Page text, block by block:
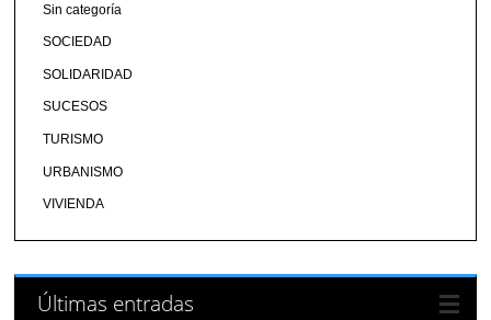
Sin categoría
SOCIEDAD
SOLIDARIDAD
SUCESOS
TURISMO
URBANISMO
VIVIENDA
Últimas entradas